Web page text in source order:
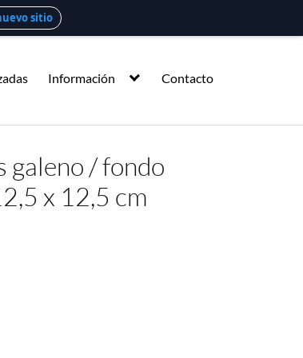
Información Contacto
galeno / fondo
x 12,5 cm
sitio